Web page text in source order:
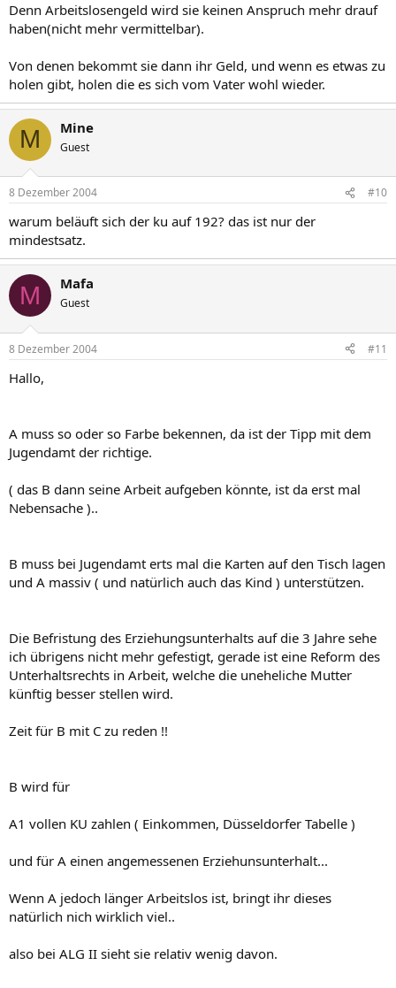
Denn Arbeitslosengeld wird sie keinen Anspruch mehr drauf
haben(nicht mehr vermittelbar).
Von denen bekommt sie dann ihr Geld, und wenn es etwas zu
holen gibt, holen die es sich vom Vater wohl wieder.
M Mine
Guest
8 Dezember 2004 #10
warum beläuft sich der ku auf 192? das ist nur der
mindestsatz.
M Mafa
Guest
8 Dezember 2004 #11
Hallo,
A muss so oder so Farbe bekennen, da ist der Tipp mit dem
Jugendamt der richtige.
( das B dann seine Arbeit aufgeben könnte, ist da erst mal
Nebensache )..
B muss bei Jugendamt erts mal die Karten auf den Tisch lagen
und A massiv ( und natürlich auch das Kind ) unterstützen.
Die Befristung des Erziehungsunterhalts auf die 3 Jahre sehe
ich übrigens nicht mehr gefestigt, gerade ist eine Reform des
Unterhaltsrechts in Arbeit, welche die uneheliche Mutter
künftig besser stellen wird.
Zeit für B mit C zu reden !!
B wird für
A1 vollen KU zahlen ( Einkommen, Düsseldorfer Tabelle )
und für A einen angemessenen Erziehunsunterhalt...
Wenn A jedoch länger Arbeitslos ist, bringt ihr dieses
natürlich nich wirklich viel..
also bei ALG II sieht sie relativ wenig davon.